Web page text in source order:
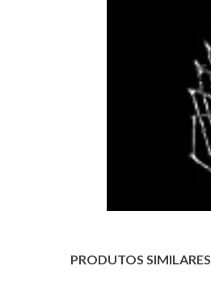
PRODUTOS SIMILARES